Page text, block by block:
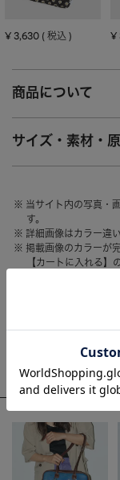
ACCESSORY アクセサ
PIERCEピアス
EARRING イヤリング
OTHER その他
SALEセール
ALLすべて
GOODS雑貨
ACCESSORYアクセサ
¥ 3,630 税込 ¥
商品について
サイズ・素材・
当サイト内の写真・
す。
詳細画像はカラー違
掲載画像のカラーが
【カートに入れる】
お客様のモニター環
ACCOMMODE人気のアイ